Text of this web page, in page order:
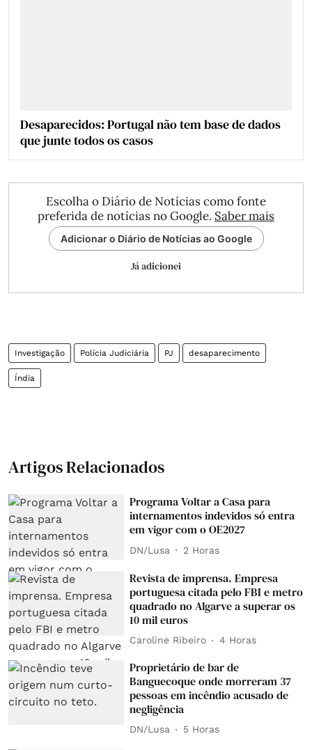
Desaparecidos: Portugal não tem base de dados
que junte todos os casos
Escolha o Diário de Notícias como fonte
preferida de notícias no Google. Saber mais
Adicionar o Diário de Notícias ao Google
Já adicionei
Investigação Polícia Judiciária PJ desaparecimento
Índia
Artigos Relacionados
Programa Voltar a Casa para
internamentos indevidos só entra
em vigor com o OE2027
DN/Lusa 2 Horas
Revista de imprensa. Empresa
portuguesa citada pelo FBI e metro
quadrado no Algarve a superar os
10 mil euros
Caroline Ribeiro 4 Horas
Proprietário de bar de
Banguecoque onde morreram 37
pessoas em incêndio acusado de
negligência
DN/Lusa 5 Horas